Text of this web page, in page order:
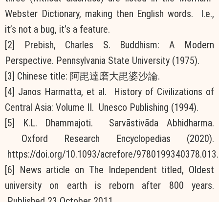
Webster Dictionary, making then English words. I.e.,
it’s not a bug, it’s a feature.
[2] Prebish, Charles S. Buddhism: A Modern
Perspective. Pennsylvania State University (1975).
[3] Chinese title: 阿毘達磨大毘婆沙論.
[4] Janos Harmatta, et al. History of Civilizations of
Central Asia: Volume II. Unesco Publishing (1994).
[5] K.L. Dhammajoti. Sarvāstivāda Abhidharma.
Oxford Research Encyclopedias (2020).
https://doi.org/10.1093/acrefore/
[6] News article on The Independent titled, Oldest
university on earth is reborn after 800 years.